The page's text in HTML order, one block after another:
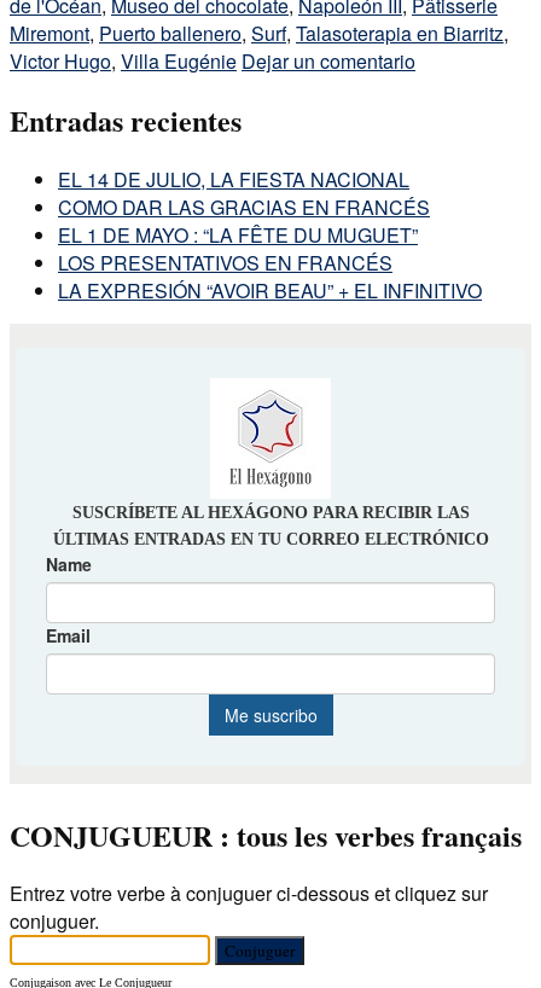
Miremont, Puerto ballenero, Surf, Talasoterapia en Biarritz,
Victor Hugo, Villa Eugénie Dejar un comentario
Entradas recientes
EL 14 DE JULIO, LA FIESTA NACIONAL
COMO DAR LAS GRACIAS EN FRANCÉS
EL 1 DE MAYO : “LA FÊTE DU MUGUET”
LOS PRESENTATIVOS EN FRANCÉS
LA EXPRESIÓN “AVOIR BEAU” + EL INFINITIVO
CONJUGUEUR : tous les verbes français
Entrez votre verbe à conjuguer ci-dessous et cliquez sur
conjuguer.
Conjugaison avec Le Conjugueur